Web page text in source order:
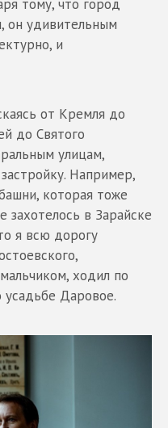
тому, что город
он удивительным
и
от Кремля до
до Святого
улицам,
Например,
которая тоже
захотелось в Зарайске
я всю дорогу
ходил по
усадьбе Даровое.